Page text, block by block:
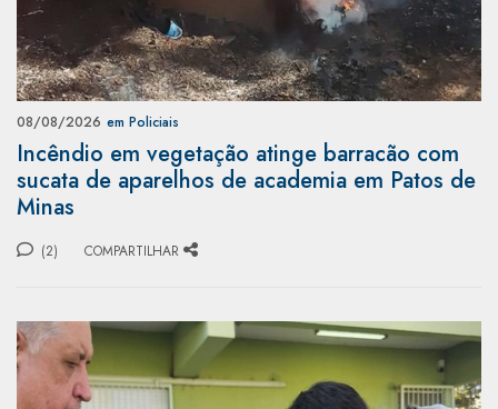
08/08/2026 em Policiais
Incêndio em vegetação atinge barracão com
sucata de aparelhos de academia em Patos de
Minas
(2) COMPARTILHAR